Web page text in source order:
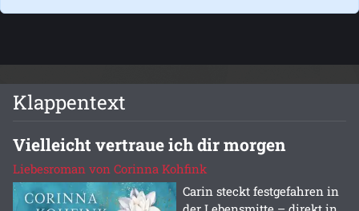
Klappentext
Vielleicht vertraue ich dir morgen
Liebesroman von Corinna Kohfink
Carin steckt festgefahren in